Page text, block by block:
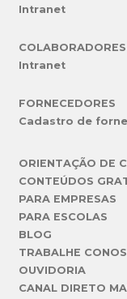
Intranet
COLABORADORES
Intranet
FORNECEDORES
Cadastro de
ORIENTAÇÃO DE
CONTEÚDOS
PARA EMPRESAS
PARA ESCOLAS
BLOG
TRABALHE
OUVIDORIA
CANAL DIRETO